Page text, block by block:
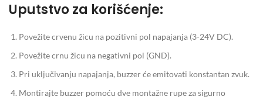
Uputstvo za korišćenje:
Povežite crvenu žicu na pozitivni pol napajanja (3-24V DC).
Povežite crnu žicu na negativni pol (GND).
Pri uključivanju napajanja, buzzer će emitovati konstantan zvuk.
Montirajte buzzer pomoću dve montažne rupe za sigurno